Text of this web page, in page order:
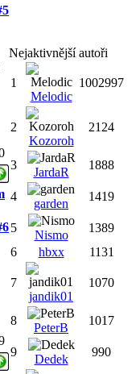
Nejaktivnější autoři
1
Melodic
1002997
2
Kozoroh
2124
3
JardaR
1888
4
garden
1419
5
Nismo
1389
6
hbxx 1131
7
jandik01
1070
8
PeterB
1017
9
Dedek
990